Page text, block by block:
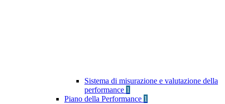
Sistema di misurazione e valutazione della
performance 1
Piano della Performance 1